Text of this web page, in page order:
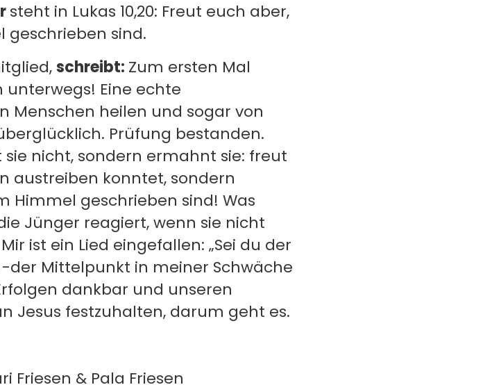
steht in Lukas 10,20: Freut euch aber,
geschrieben sind.
schreibt: Zum ersten Mal
Eine echte
Menschen heilen und sogar von
Prüfung bestanden.
nicht, sondern ermahnt sie: freut
austreiben konntet, sondern
Himmel geschrieben sind! Was
Jünger reagiert, wenn sie nicht
ist ein Lied eingefallen: „Sei du der
der Mittelpunkt in meiner Schwäche
dankbar und unseren
Jesus festzuhalten, darum geht es.
Friesen & Pala Friesen